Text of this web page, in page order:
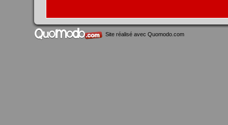
Site réalisé avec Quomodo.com